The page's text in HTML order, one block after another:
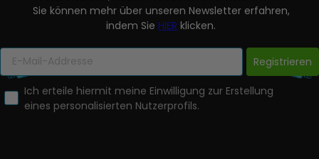
Sie können mehr über unseren Newsletter erfahren,
indem SieHIER klicken.
Registrieren
Ich erteile hiermit meine Einwilligung zur Erstellung
eines personalisierten Nutzerprofils.